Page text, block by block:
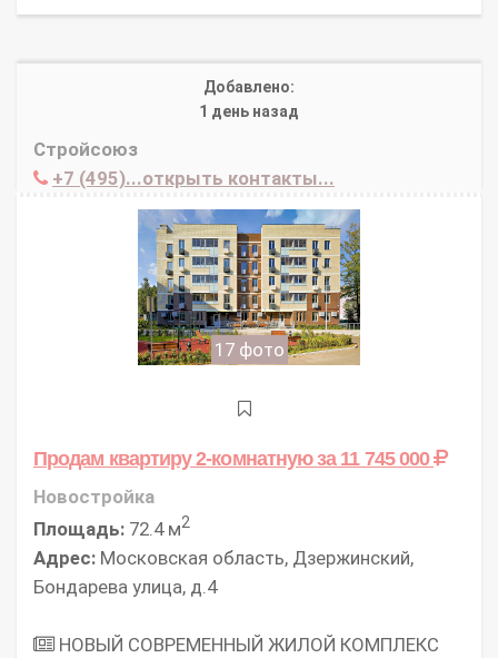
Добавлено:
1 день назад
Стройсоюз
+7 (495)...открыть контакты...
17 фото
Продам квартиру 2-комнатнуюза 11 745 000
Новостройка
Площадь: 72.4 м2
Адрес: Московская область, Дзержинский,
Бондарева улица, д.4
НОВЫЙ СОВРЕМЕННЫЙ ЖИЛОЙ КОМПЛЕКС